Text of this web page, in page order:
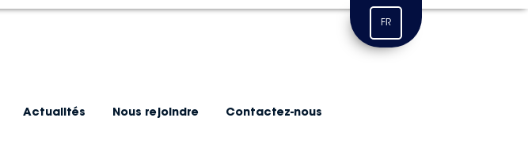
FR
Actualités Nous rejoindre Contactez-nous